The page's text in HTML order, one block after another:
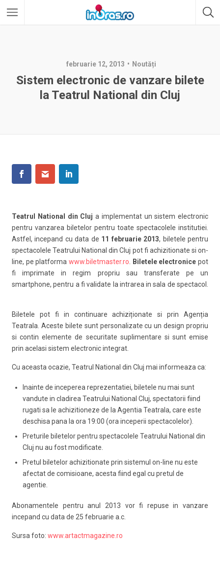
februarie 12, 2013 Noutăți
Sistem electronic de vanzare bilete
la Teatrul National din Cluj
Teatrul National din Cluj a implementat un sistem electronic
pentru vanzarea biletelor pentru toate spectacolele institutiei.
Astfel, incepand cu data de 11 februarie 2013, biletele pentru
spectacolele Teatrului National din Cluj pot fi achizitionate si on-
line, pe platforma www.biletmaster.ro Biletele electronice pot
fi imprimate in regim propriu sau transferate pe un
smartphone, pentru a fi validate la intrarea in sala de spectacol.
Biletele pot fi in continuare achiziționate si prin Agenția
Teatrala. Aceste bilete sunt personalizate cu un design propriu
si contin elemente de securitate suplimentare si sunt emise
prin acelasi sistem electronic integrat.
Cu aceasta ocazie, Teatrul National din Cluj mai informeaza ca:
Inainte de inceperea reprezentatiei, biletele nu mai sunt
vandute in cladirea Teatrului National Cluj, spectatorii fiind
rugati sa le achizitioneze de la Agentia Teatrala, care este
deschisa pana la ora 19:00 (ora inceperii spectacolelor).
Preturile biletelor pentru spectacolele Teatrului National din
Cluj nu au fost modificate.
Pretul biletelor achizitionate prin sistemul on-line nu este
afectat de comisioane, acesta fiind egal cu pretul de
agentie.
Abonamentele pentru anul 2013 vor fi repuse in vanzare
incepand cu data de 25 februarie a.c.
Sursa foto: www.artactmagazine.ro